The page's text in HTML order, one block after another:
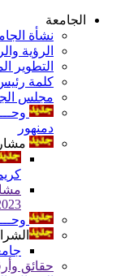
الجامعة
نشأة
الرؤية
التطوير
كلمة
مجلس
دمنهور
كريمة
حقائق